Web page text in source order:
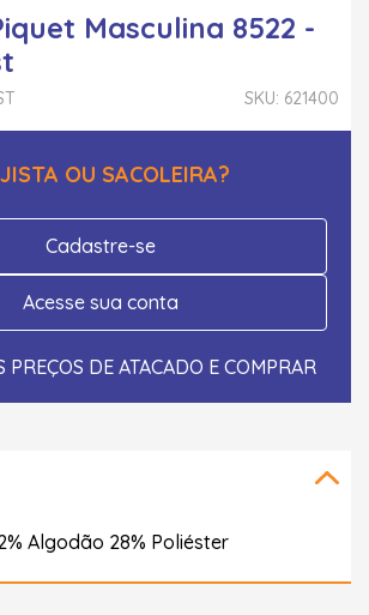
Masculina 8522 -
SKU: 621400
OU SACOLEIRA?
Cadastre-se
Acesse sua conta
PREÇOS DE ATACADO E COMPRAR
Algodão 28% Poliéster